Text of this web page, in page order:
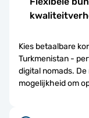
Kies betaalbare
Turkmenistan -
digital nomads.
mogelijkheid om